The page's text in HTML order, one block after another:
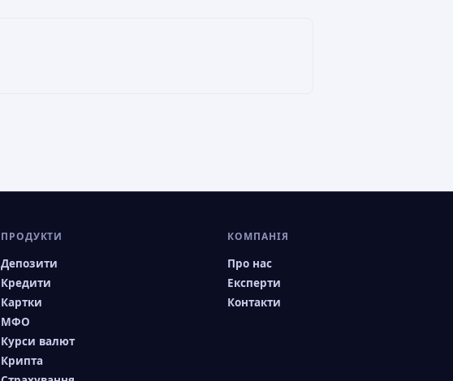
ПРОДУКТИ
Депозити
Кредити
Картки
МФО
Курси валют
Крипта
КОМПАНІЯ
Про нас
Експерти
Контакти